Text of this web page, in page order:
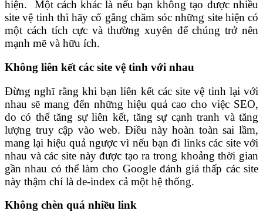
hiện. Một cách khác là nếu bạn không tạo được nhiều
site vệ tinh thì hãy cố gắng chăm sóc những site hiện có
một cách tích cực và thường xuyên để chúng trở nên
mạnh mẽ và hữu ích.
Không liên kết các site vệ tinh với nhau
Đừng nghĩ rằng khi bạn liên kết các site vệ tinh lại với
nhau sẽ mang đến những hiệu quả cao cho việc SEO,
do có thể tăng sự liên kết, tăng sự cạnh tranh và tăng
lượng truy cập vào web. Điều này hoàn toàn sai lầm,
mang lại hiệu quả ngược vì nếu bạn đi links các site với
nhau và các site này được tạo ra trong khoảng thời gian
gần nhau có thểlàm cho Google đánh giá thấp các site
này thậm chí là de-index cả một hệ thống.
Không chèn quá nhiều link